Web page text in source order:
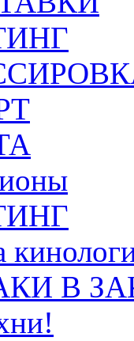
В